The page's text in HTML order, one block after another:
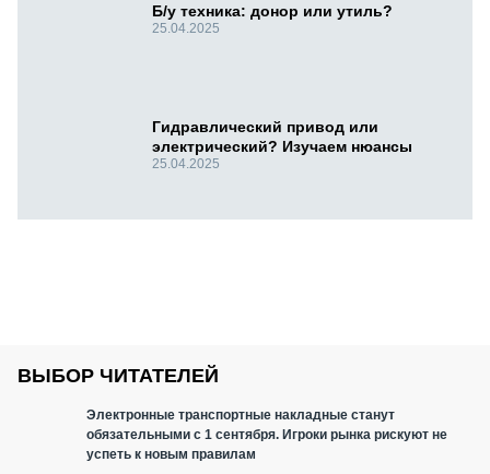
Б/у техника: донор или утиль?
25.04.2025
Гидравлический привод или
электрический? Изучаем нюансы
25.04.2025
ВЫБОР ЧИТАТЕЛЕЙ
Электронные транспортные накладные станут
обязательными с 1 сентября. Игроки рынка рискуют не
успеть к новым правилам